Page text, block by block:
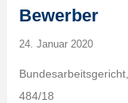
Bewerber
24. Januar 2020
484/18